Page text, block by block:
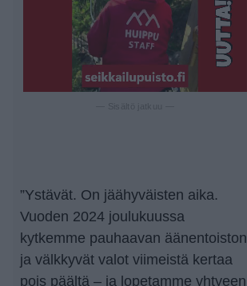
”Ystävät. On jäähyväisten aika.
Vuoden 2024 joulukuussa
kytkemme pauhaavan äänentoiston
ja välkkyvät valot viimeistä kertaa
pois päältä – ja lopetamme yhtyeen